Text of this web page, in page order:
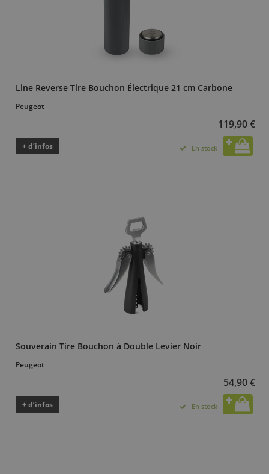
Line Reverse Tire Bouchon Électrique 21 cm Carbone
Peugeot
119,90 €
+ d’infos En stock
Souverain Tire Bouchon à Double Levier Noir
Peugeot
54,90 €
+ d’infos En stock